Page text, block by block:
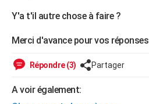
Alimentation
Guide de la santé
Maladies
Médicaments
Sommeil
VOYAGE
Destinations
City break
Voyage nature
Voyage de noces
Forum
Climat
PHOTO
GUIDES D'ACHAT
BONS PLANS
Y'a t'il autre chose à faire ?
Merci d'avance pour vos réponses
Répondre (3) Partager
A voir également: